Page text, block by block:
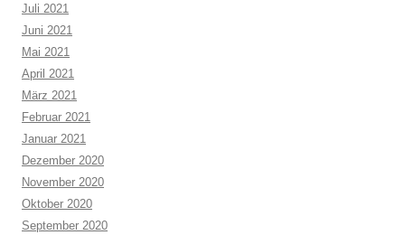
Juli 2021
Juni 2021
Mai 2021
April 2021
März 2021
Februar 2021
Januar 2021
Dezember 2020
November 2020
Oktober 2020
September 2020